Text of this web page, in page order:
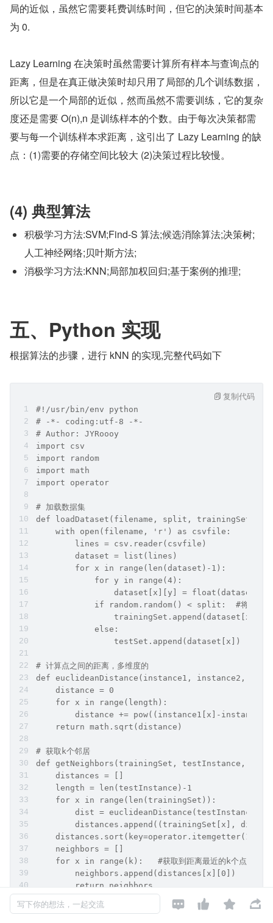
局的近似，虽然它需要耗费训练时间，但它的决策时间基本
为 0.
Lazy Learning 在决策时虽然需要计算所有样本与查询点的
距离，但是在真正做决策时却只用了局部的几个训练数据，
所以它是一个局部的近似，然而虽然不需要训练，它的复杂
度还是需要 O(n),n 是训练样本的个数。由于每次决策都需
要与每一个训练样本求距离，这引出了 Lazy Learning 的缺
点：(1)需要的存储空间比较大 (2)决策过程比较慢。
(4) 典型算法
积极学习方法:SVM;Find-S 算法;候选消除算法;决策树;
人工神经网络;贝叶斯方法;
消极学习方法:KNN;局部加权回归;基于案例的推理;
五、Python 实现
根据算法的步骤，进行 kNN 的实现,完整代码如下
#!/usr/bin/env python
# -*- coding:utf-8 -*-
# Author: JYRoooy
import csv
import random
import math
import operator
# 加载数据集
def loadDataset(filename, split, trainingSet
    with open(filename, 'r') as csvfile:
        lines = csv.reader(csvfile)
        dataset = list(lines)
        for x in range(len(dataset)-1):
            for y in range(4):
dataset[x][y] =
if random.random() < split:  #将数据集
                trainingSet.append(dataset[x])
            else:
                testSet.append(dataset[x])
# 计算点之间的距离，多维度的
def euclideanDistance(instance1, instance2,
    distance = 0
    for x in range(length):
distance += pow((instance1[x]-
    return math.sqrt(distance)
# 获取k个邻居
def getNeighbors(trainingSet, testInstance, k):
    distances = []
    length = len(testInstance)-1
    for x in range(len(trainingSet)):
dist = euclideanDistance(testInstance,
distances.append((trainingSet[x], dist))
distances.sort(key=operator.itemgetter(1))
    neighbors = []
    for x in range(k):   #获取到距离最近的k个点
        neighbors.append(distances[x][0])
        return neighbors
# 得到这k个邻居的分类中最多的那一类
复制代码
写下你的想法，一起交流    